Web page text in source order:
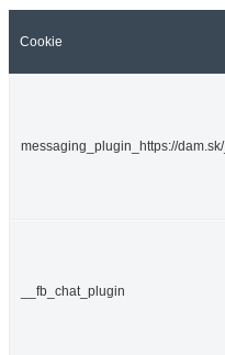
Cookie
messaging_plugin_https://
__fb_chat_plugin